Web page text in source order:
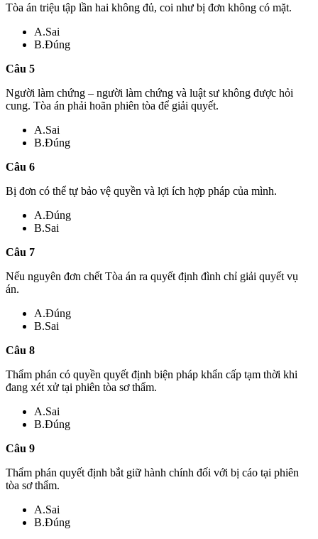
Tòa án triệu tập lần hai không đủ, coi như bị đơn không có mặt.
A.Sai
B.Đúng
Câu 5
Người làm chứng – người làm chứng và luật sư không được hỏi
cung. Tòa án phải hoãn phiên tòa để giải quyết.
A.Sai
B.Đúng
Câu 6
Bị đơn có thể tự bảo vệ quyền và lợi ích hợp pháp của mình.
A.Đúng
B.Sai
Câu 7
Nếu nguyên đơn chết Tòa án ra quyết định đình chỉ giải quyết vụ
án.
A.Đúng
B.Sai
Câu 8
Thẩm phán có quyền quyết định biện pháp khẩn cấp tạm thời khi
đang xét xử tại phiên tòa sơ thẩm.
A.Sai
B.Đúng
Câu 9
Thẩm phán quyết định bắt giữ hành chính đối với bị cáo tại phiên
tòa sơ thẩm.
A.Sai
B.Đúng